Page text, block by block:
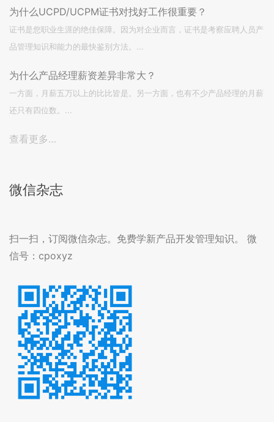
为什么UCPD/UCPM证书对找好工作很重要？
证书是您职业生涯的绝佳保障。因为对企业而言，证书是考察应聘人员产
品管理知识和能力的最快鉴别方法。...
为什么产品经理薪资差异非常大？
一方面，月薪五万以上的比比皆是。另一方面，也有不少产品经理的月薪
还只有四位数。...
查看更多…
微信杂志
扫一扫，订阅微信杂志。免费学新产品开发管理知识。 微
信号：cpoxyz